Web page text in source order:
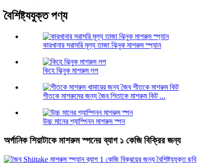
বৈশিষ্ট্যযুক্ত পণ্য
কারখানার সরাসরি মূল্য তাজা ঝিনুক মাশরুম স্প্যান
কিহে ঝিনুক মাশরুম লগ
শীতকে মাশরুমের জন্য জৈব শিতাকে মাশরুম কিট ...
উচ্চ মানের শ্যাম্পিনন মাশরুম স্পন
অর্গানিক শিয়াটাকে মাশরুম স্পনের ব্যাগ ১ কেজি বিক্রির জন্য